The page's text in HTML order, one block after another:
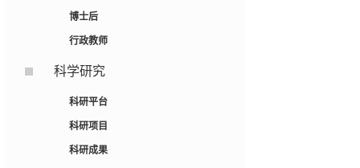
博士后
行政教师
科学研究
科研平台
科研项目
科研成果